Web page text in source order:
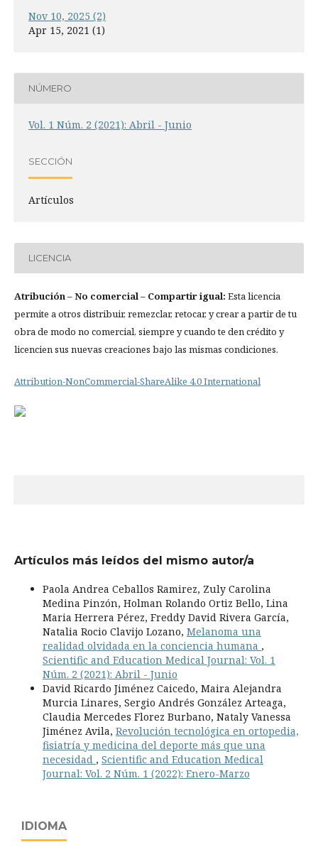
Nov 10, 2025 (2)
Apr 15, 2021 (1)
NÚMERO
Vol. 1 Núm. 2 (2021): Abril - Junio
SECCIÓN
Artículos
LICENCIA
Atribución– No comercial – Compartir igual: Esta licencia
permite a otros distribuir, remezclar, retocar, y crear a partir de tu
obra de modo no comercial, siempre y cuando te den crédito y
licencien sus nuevas creaciones bajo las mismas condiciones.
Attribution-NonCommercial-ShareAlike 4.0 International
Artículos más leídos del mismo autor/a
Paola Andrea Ceballos Ramirez, Zuly Carolina
Medina Pinzón, Holman Rolando Ortiz Bello, Lina
Maria Herrera Pérez, Freddy David Rivera García,
Natalia Rocio Clavijo Lozano, Melanoma una
realidad olvidada en la conciencia humana ,
Scientific and Education Medical Journal: Vol. 1
Núm. 2 (2021): Abril - Junio
David Ricardo Jiménez Caicedo, Maira Alejandra
Murcia Linares, Sergio Andrés González Arteaga,
Claudia Mercedes Florez Burbano, Nataly Vanessa
Jiménez Avila, Revolución tecnológica en ortopedia,
fisiatría y medicina del deporte más que una
necesidad , Scientific and Education Medical
Journal: Vol. 2 Núm. 1 (2022): Enero-Marzo
IDIOMA